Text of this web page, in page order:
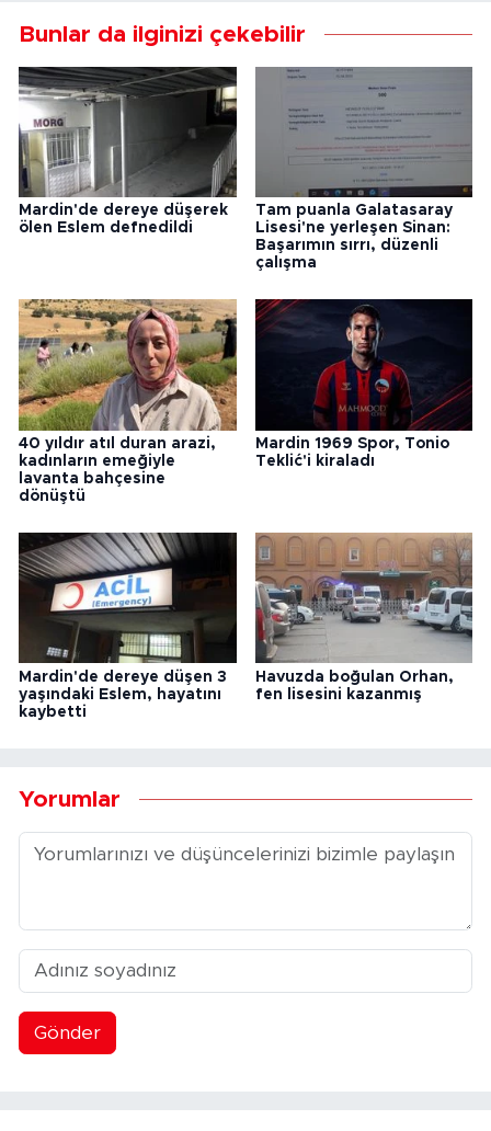
Bunlar da ilginizi çekebilir
Mardin'de dereye düşerek
ölen Eslem defnedildi
Tam puanla Galatasaray
Lisesi'ne yerleşen Sinan:
Başarımın sırrı, düzenli
çalışma
40 yıldır atıl duran arazi,
kadınların emeğiyle
lavanta bahçesine
dönüştü
Mardin 1969 Spor, Tonio
Teklić'i kiraladı
Mardin'de dereye düşen 3
yaşındaki Eslem, hayatını
kaybetti
Havuzda boğulan Orhan,
fen lisesini kazanmış
Yorumlar
Gönder